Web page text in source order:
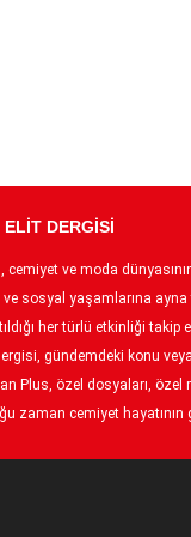
DERGİSİ
cemiyet ve moda
ve sosyal yaşamlarına
her türlü etkinliği takip
gündemdeki konu
Plus, özel dosyaları, özel
zaman cemiyet hayatının